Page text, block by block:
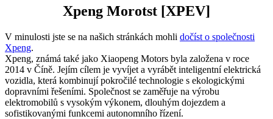
Xpeng Morotst [XPEV]
V minulosti jste se na našich stránkách mohli dočíst o společnosti
Xpeng.
Xpeng, známá také jako Xiaopeng Motors byla založena v roce
2014 v Číně. Jejím cílem je vyvíjet a vyrábět inteligentní elektrická
vozidla, která kombinují pokročilé technologie s ekologickými
dopravními řešeními. Společnost se zaměřuje na výrobu
elektromobilů s vysokým výkonem, dlouhým dojezdem a
sofistikovanými funkcemi autonomního řízení.